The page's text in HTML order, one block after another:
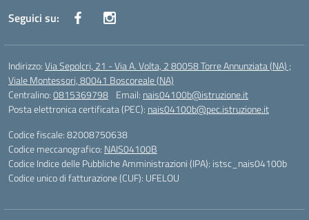
Seguici su:
Indirizzo:Via Sepolcri, 21 - Via A. Volta, 2 80058 Torre Annunziata (NA) ;
Viale Montessori, 80041 Boscoreale (NA)
Centralino:0815369798 Email: nais04100b@istruzione.it
Posta elettronica certificata (PEC): nais04100b@pec.istruzione.it
Codice fiscale: 82008750638
Codice meccanografico: NAIS04100B
Codice Indice delle Pubbliche Amministrazioni (IPA): istsc_nais04100b
Codice unico di fatturazione (CUF): UFELOU